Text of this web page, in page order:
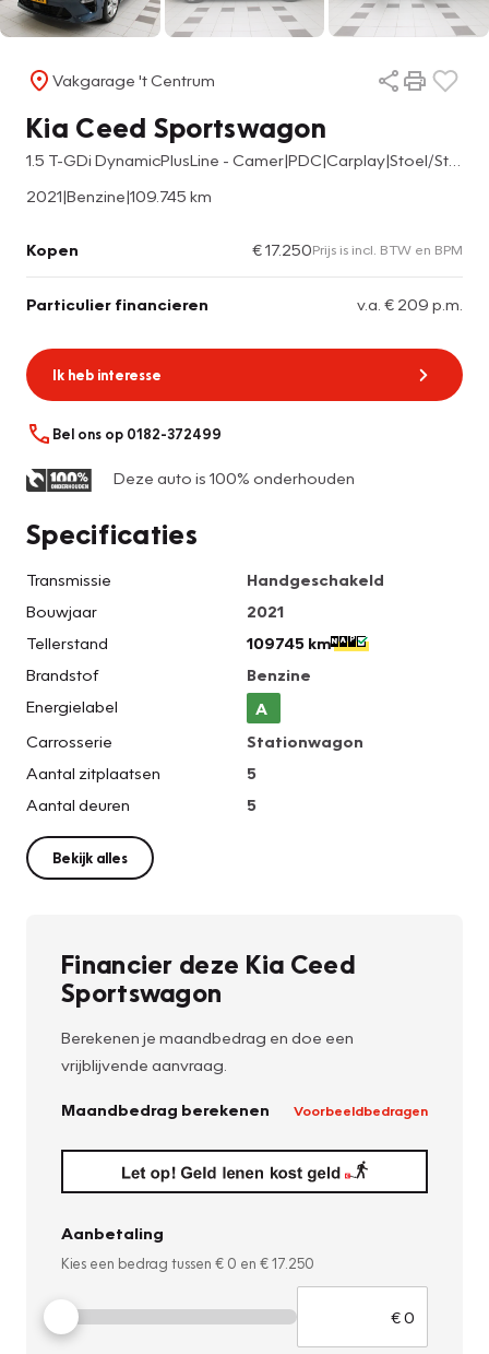
Vakgarage 't Centrum
Kia Ceed Sportswagon
2021|Benzine|109.745 km
Kopen € 17.250Prijs is incl. BTW en BPM
Particulier financieren v.a. € 209 p.m.
Ik heb interesse
Bel ons op 0182-372499
Deze auto is 100% onderhouden
Specificaties
Transmissie
Handgeschakeld
Bouwjaar
2021
Tellerstand
109745 km
Brandstof
Benzine
Energielabel
A
Carrosserie
Stationwagon
Aantal zitplaatsen
5
Aantal deuren
5
Bekijk alles
Financier deze Kia Ceed
Sportswagon
Berekenen je maandbedrag en doe een
vrijblijvende aanvraag.
Maandbedrag berekenen Voorbeeldbedragen
Aanbetaling
Kies een bedrag tussen € 0 en € 17.250